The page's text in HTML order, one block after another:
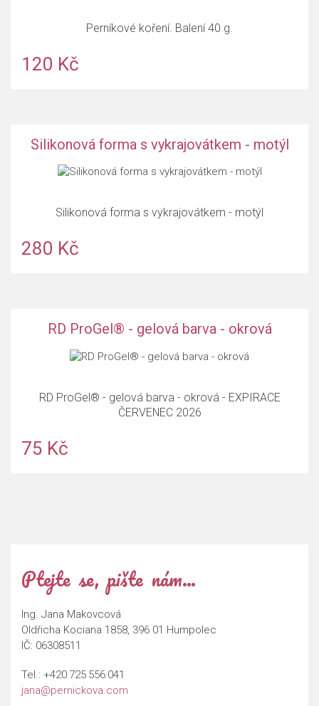
Perníkové koření. Balení 40 g.
120 Kč
Silikonová forma s vykrajovátkem - motýl
Silikonová forma s vykrajovátkem - motýl
280 Kč
RD ProGel® - gelová barva - okrová
RD ProGel® - gelová barva - okrová - EXPIRACE
ČERVENEC 2026
75 Kč
Ptejte se, pište nám…
Ing. Jana Makovcová
Oldřicha Kociana 1858, 396 01 Humpolec
IČ: 06308511
Tel.: +420 725 556 041
jana@pernickova.com